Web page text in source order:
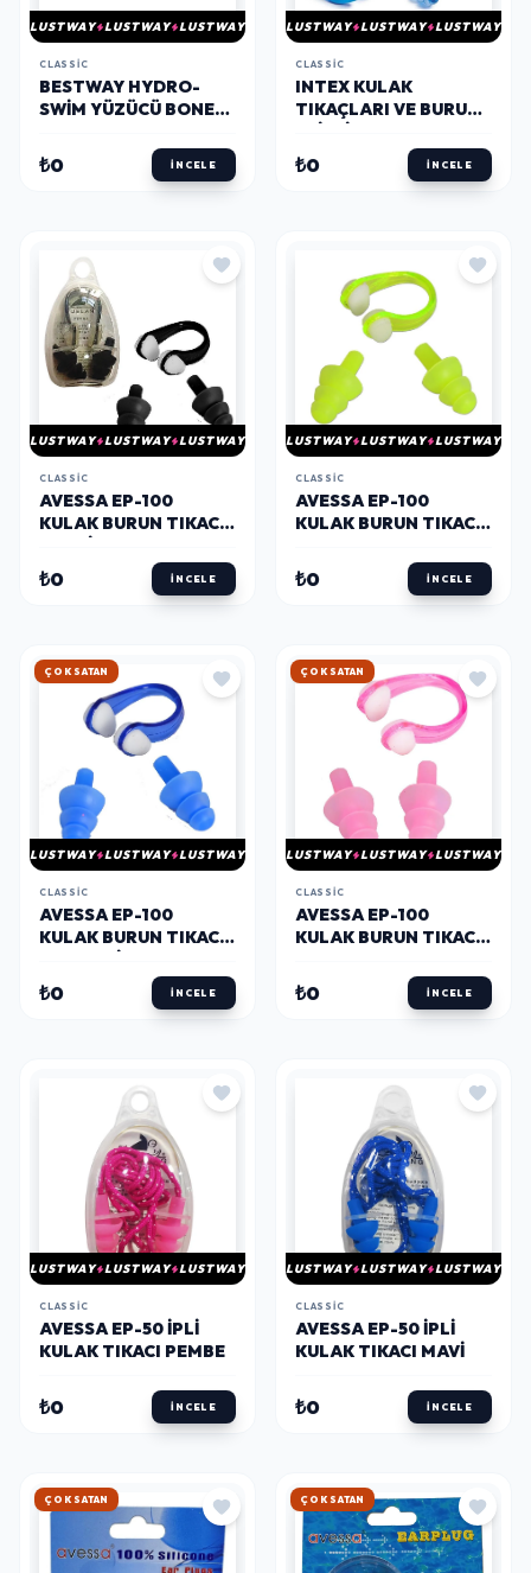
LUSTWAY LUSTWAY LUSTWAY
CLASSIC
BESTWAY HYDRO-
SWIM YÜZÜCÜ BONESI
₺0 İNCELE
LUSTWAY LUSTWAY LUSTWAY
CLASSIC
INTEX KULAK
TIKAÇLARI VE BURUN
₺0 İNCELE
LUSTWAY LUSTWAY LUSTWAY
CLASSIC
AVESSA EP-100
KULAK BURUN TIKACI
₺0 İNCELE
LUSTWAY LUSTWAY LUSTWAY
CLASSIC
AVESSA EP-100
KULAK BURUN TIKACI
₺0 İNCELE
HIZLI KARGO
LUSTWAY LUSTWAY LUSTWAY
CLASSIC
AVESSA EP-100
KULAK BURUN TIKACI
₺0 İNCELE
HIZLI KARGO
LUSTWAY LUSTWAY LUSTWAY
CLASSIC
AVESSA EP-100
KULAK BURUN TIKACI
₺0 İNCELE
LUSTWAY LUSTWAY LUSTWAY
CLASSIC
AVESSA EP-50 İPLI
KULAK TIKACI PEMBE
₺0 İNCELE
LUSTWAY LUSTWAY LUSTWAY
CLASSIC
AVESSA EP-50 İPLI
KULAK TIKACI MAVI
₺0 İNCELE
HIZLI KARGO HIZLI KARGO